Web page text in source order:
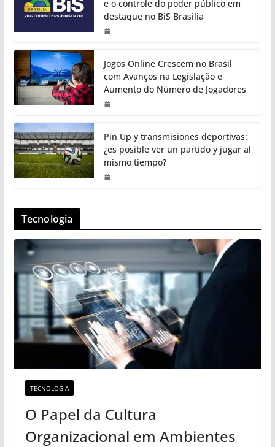
e o controle do poder público em
destaque no BiS Brasília
Jogos Online Crescem no Brasil
com Avanços na Legislação e
Aumento do Número de Jogadores
Pin Up y transmisiones deportivas:
¿es posible ver un partido y jugar al
mismo tiempo?
Tecnologia
TECNOLOGIA
O Papel da Cultura
Organizacional em Ambientes